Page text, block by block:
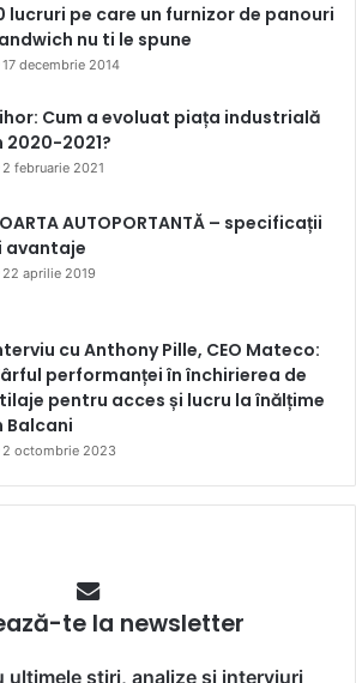
lucruri pe care un furnizor de panouri
nu ti le spune
17 decembrie 2014
Cum a evoluat piața industrială
2020-2021?
2 februarie 2021
AUTOPORTANTĂ – specificații
avantaje
22 aprilie 2019
cu Anthony Pille, CEO Mateco:
performanței în închirierea de
pentru acces și lucru la înălțime
Balcani
2 octombrie 2023
te la newsletter
ultimele știri, analize și interviuri